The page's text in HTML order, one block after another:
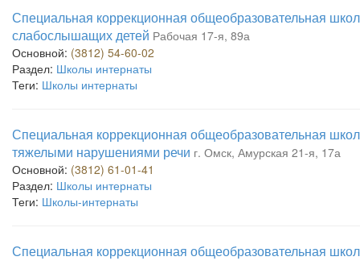
Специальная коррекционная общеобразовательная
слабослышащих детей Рабочая 17-я, 89а
Основной: (3812) 54-60-02
Раздел: Школы интернаты
Теги: Школы интернаты
Специальная коррекционная общеобразовательная
тяжелыми нарушениями речи г. Омск, Амурская 21-я, 17а
Основной: (3812) 61-01-41
Раздел: Школы интернаты
Теги: Школы-интернаты
Специальная коррекционная общеобразовательная